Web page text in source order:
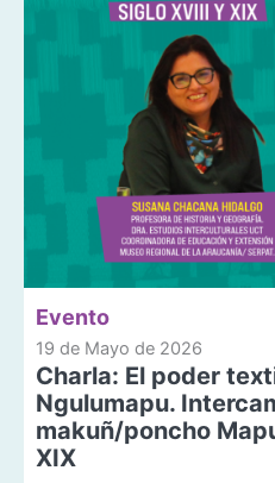
Evento
19 de Mayo de 2026
Charla: El poder
Ngulumapu.
makuñ/poncho
XIX